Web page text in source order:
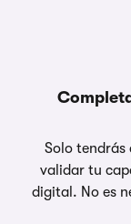
Solo
validar tu
digital. No es